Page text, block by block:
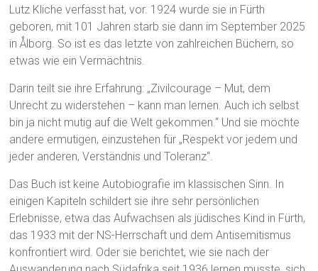
Lutz Kliche verfasst hat, vor. 1924 wurde sie in Fürth
geboren, mit 101 Jahren starb sie dann im September 2025
in Ålborg. So ist es das letzte von zahlreichen Büchern, so
etwas wie ein Vermächtnis.
Darin teilt sie ihre Erfahrung: „Zivilcourage – Mut, dem
Unrecht zu widerstehen – kann man lernen. Auch ich selbst
bin ja nicht mutig auf die Welt gekommen.“ Und sie möchte
andere ermutigen, einzustehen für „Respekt vor jedem und
jeder anderen, Verständnis und Toleranz“.
Das Buch ist keine Autobiografie im klassischen Sinn. In
einigen Kapiteln schildert sie ihre sehr persönlichen
Erlebnisse, etwa das Aufwachsen als jüdisches Kind in Fürth,
das 1933 mit der NS-Herrschaft und dem Antisemitismus
konfrontiert wird. Oder sie berichtet, wie sie nach der